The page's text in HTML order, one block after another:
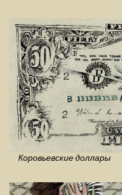
Коровьевские доллары